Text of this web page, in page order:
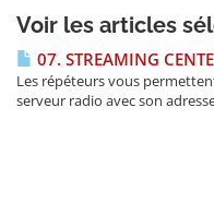
Voir les articles
07. STREAMING
Les répéteurs vous
serveur radio avec son